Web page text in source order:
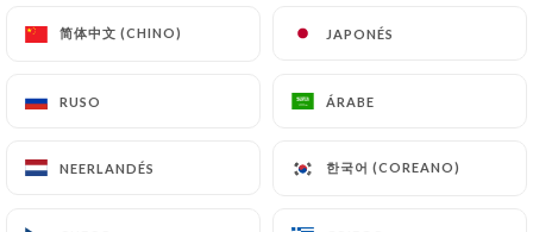
简体中文 (CHINO) JAPONÉS
RUSO ÁRABE
NEERLANDÉS 한국어 (COREANO)
简体中文 (CHINO) JAPONÉS
RUSO ÁRABE
NEERLANDÉS 한국어 (COREANO)